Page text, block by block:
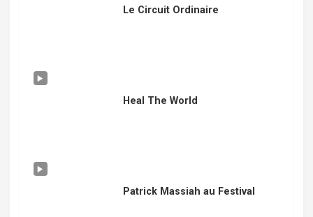
Le Circuit Ordinaire
Heal The World
Patrick Massiah au Festival